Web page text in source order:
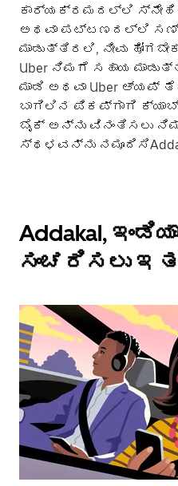
ಕಾರ್ಯಕ್ರಮದಲ್ಲಿ
ಅಥವಾ ಪಟ್ಟಣದಲ್ಲಿ
ಮಾಡುತ್ತಿರಲಿ, ನೀವು
Uber ನಿಮಗೆ ಸಹಾಯ
ಮಾಡಿ ಅಥವಾ Uber
ಬಾಗಿಲಿನ ಪಿಕಪ್‌ಗಾಗಿ ಕ್ಯಾಬ್,
ಬೈಕ್ ಅನ್ನು ವಿನಂತಿಸಲು
ಸ್ಥಳವನ್ನು
Addakal,
ಸಂಚರಿಸಲು